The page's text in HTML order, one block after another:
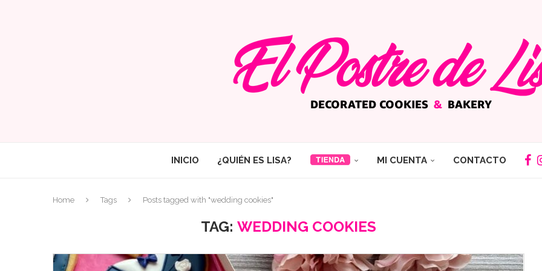
INICIO ¿QUIÉN ES LISA? MI CUENTA CONTACTO
Home Tags Posts tagged with "wedding cookies"
TAG: WEDDING COOKIES